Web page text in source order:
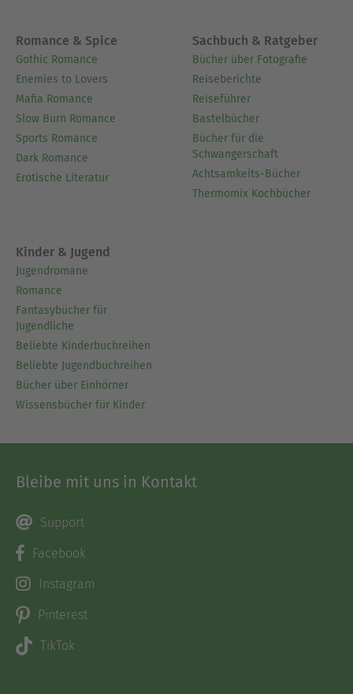
Romance & Spice
Gothic Romance
Enemies to Lovers
Mafia Romance
Slow Burn Romance
Sports Romance
Dark Romance
Erotische Literatur
Sachbuch & Ratgeber
Bücher über Fotografie
Reiseberichte
Reiseführer
Bastelbücher
Bücher für die
Schwangerschaft
Achtsamkeits-Bücher
Thermomix Kochbücher
Kinder & Jugend
Jugendromane
Romance
Fantasybücher für
Jugendliche
Beliebte Kinderbuchreihen
Beliebte Jugendbuchreihen
Bücher über Einhörner
Wissensbücher für Kinder
Bleibe mit uns in Kontakt
Support
Facebook
Instagram
Pinterest
TikTok